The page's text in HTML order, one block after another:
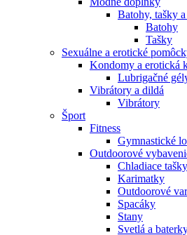
Batohy, tašky
Batohy
Tašky
Sexuálne a erotické
Kondomy a erotická
Lubrigačné
Vibrátory a dildá
Vibrátory
Šport
Fitness
Gymnastické
Outdoorové
Chladiace
Karimatky
Outdoorové
Spacáky
Stany
Svetlá a